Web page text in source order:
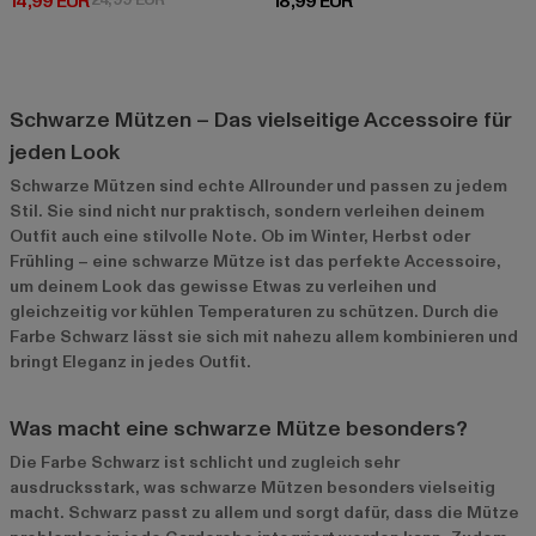
Schwarze Mützen – Das vielseitige Accessoire für
jeden Look
Schwarze Mützen sind echte Allrounder und passen zu jedem
Stil. Sie sind nicht nur praktisch, sondern verleihen deinem
Outfit auch eine stilvolle Note. Ob im Winter, Herbst oder
Frühling – eine schwarze Mütze ist das perfekte Accessoire,
um deinem Look das gewisse Etwas zu verleihen und
gleichzeitig vor kühlen Temperaturen zu schützen. Durch die
Farbe Schwarz lässt sie sich mit nahezu allem kombinieren und
bringt Eleganz in jedes Outfit.
Was macht eine schwarze Mütze besonders?
Die Farbe Schwarz ist schlicht und zugleich sehr
ausdrucksstark, was schwarze Mützen besonders vielseitig
macht. Schwarz passt zu allem und sorgt dafür, dass die Mütze